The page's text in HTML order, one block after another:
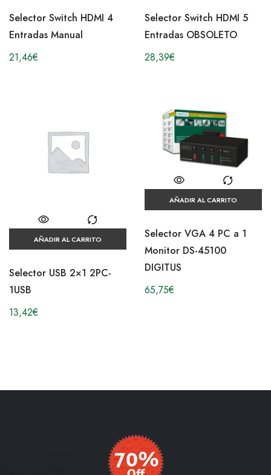
Selector Switch HDMI 4
Entradas Manual
21,46€
Selector Switch HDMI 5
Entradas OBSOLETO
28,39€
AÑADIR AL CARRITO
Selector USB 2×1 2PC-
1USB
13,42€
AÑADIR AL CARRITO
Selector VGA 4 PC a 1
Monitor DS-45100
DIGITUS
65,75€